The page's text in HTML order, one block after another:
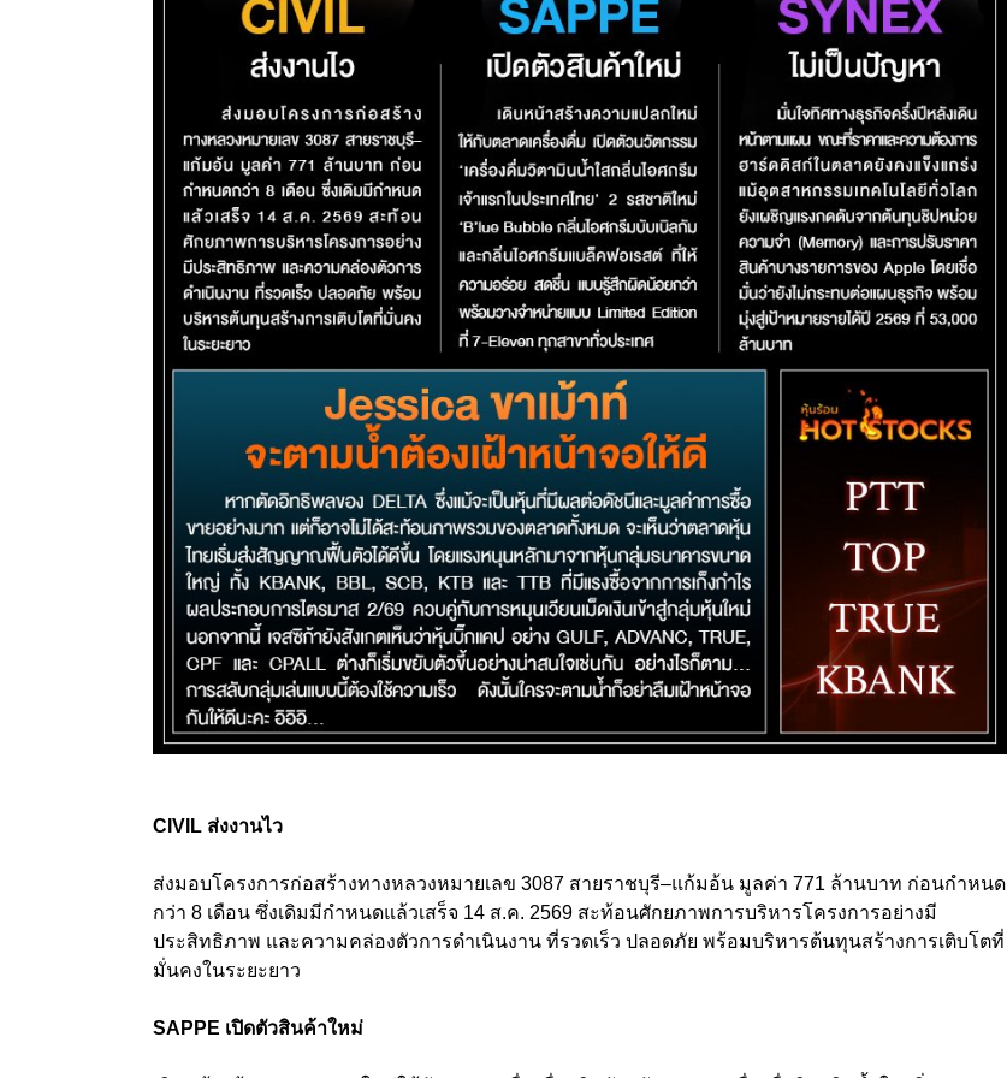
CIVIL ส่งงานไว
ส่งมอบโครงการก่อสร้างทางหลวงหมายเลข 3087 สายราชบุรี–แก้มอ้น มูลค่า 771 ล้านบาท ก่อนกำหนด
กว่า 8 เดือน ซึ่งเดิมมีกำหนดแล้วเสร็จ 14 ส.ค. 2569 สะท้อนศักยภาพการบริหารโครงการอย่างมี
ประสิทธิภาพ และความคล่องตัวการดำเนินงาน ที่รวดเร็ว ปลอดภัย พร้อมบริหารต้นทุนสร้างการเติบโตที่
มั่นคงในระยะยาว
SAPPE เปิดตัวสินค้าใหม่